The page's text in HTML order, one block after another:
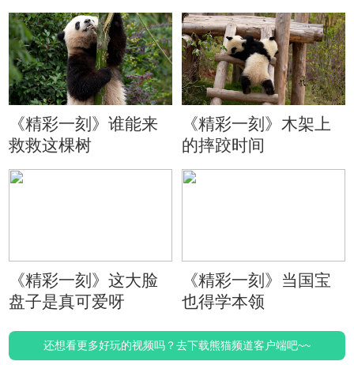
分心
《精彩一刻》谁能来
救救这棵树
《精彩一刻》木架上
的摔跤时间
《精彩一刻》这大脸
盘子是真可爱呀
《精彩一刻》当国宝
也得学本领
还想看更多好玩的视频吗？去下载熊猫频道客户端吧~~